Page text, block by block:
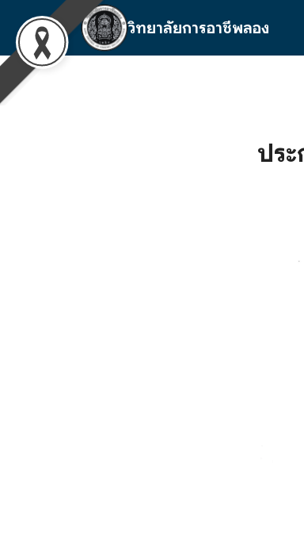
content
วิทยาลัยการอาชีพลอง
ปร